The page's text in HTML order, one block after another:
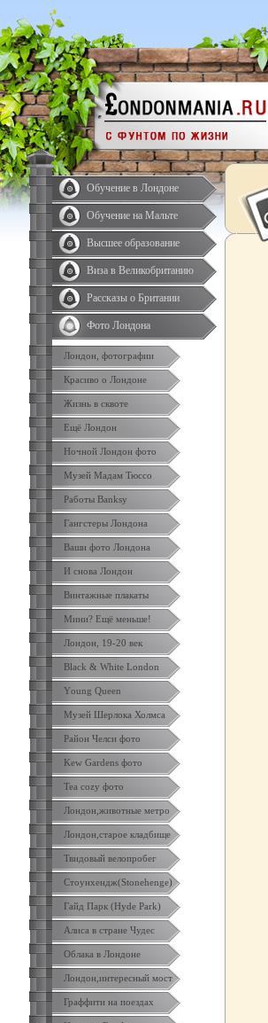
Обучение в Лондоне
Обучение на Мальте
Высшее образование
Виза в Великобританию
Рассказы о Британии
Фото Лондона
Лондон, фотографии
Красиво о Лондоне
Жизнь в сквоте
Ещё Лондон
Ночной Лондон фото
Музей Мадам Тюссо
Работы Banksy
Гангстеры Лондона
Ваши фото Лондона
И снова Лондон
Винтажные плакаты
Мини? Ещё меньше!
Лондон, 19-20 век
Black & White London
Yоung Queen
Музей Шерлока Холмса
Район Челси фото
Kew Gardens фото
Tea cozy фото
Лондон,животные метро
Лондон,старое кладбище
Твидовый велопробег
Стоунхендж(Stonehenge)
Гайд Парк (Hyde Park)
Алиса в стране Чудес
Облака в Лондоне
Лондон,интересный мост
Граффити на поездах